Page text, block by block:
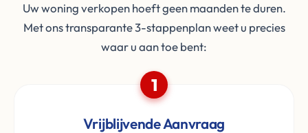
Uw woning verkopen hoeft geen maanden te duren.
Met ons transparante 3-stappenplan weet u precies
waar u aan toe bent:
1
Vrijblijvende Aanvraag